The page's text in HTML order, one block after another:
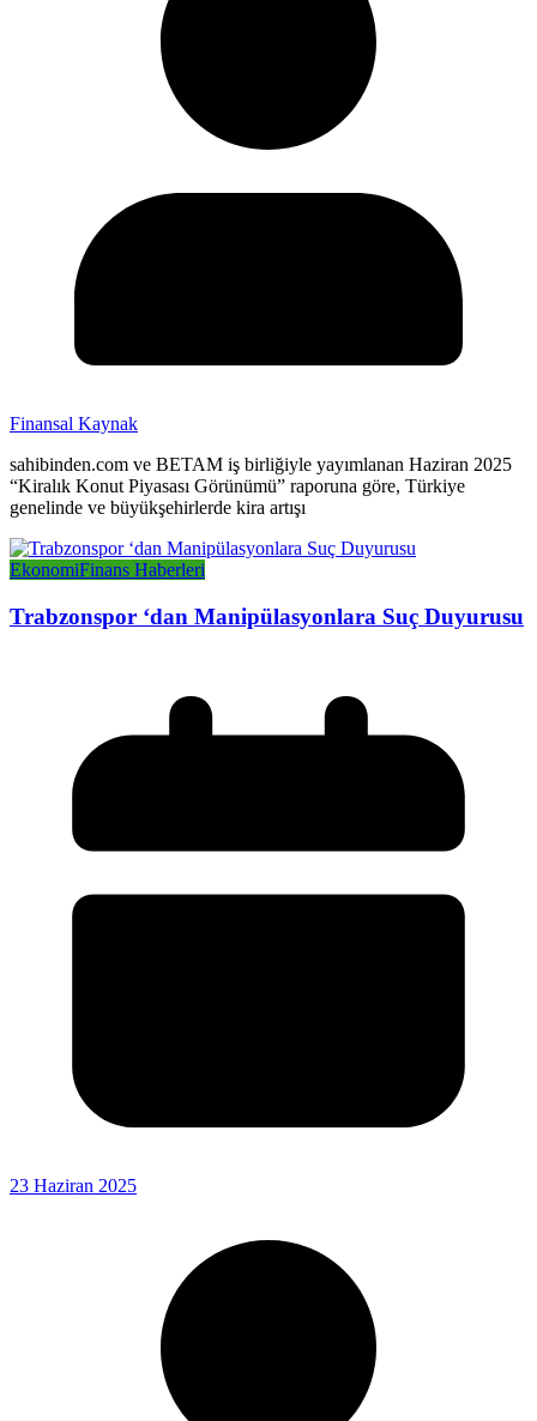
Finansal Kaynak
sahibinden.com ve BETAM iş birliğiyle yayımlanan Haziran 2025
“Kiralık Konut Piyasası Görünümü” raporuna göre, Türkiye
genelinde ve büyükşehirlerde kira artışı
EkonomiFinans Haberleri
Trabzonspor ‘dan Manipülasyonlara Suç Duyurusu
23 Haziran 2025